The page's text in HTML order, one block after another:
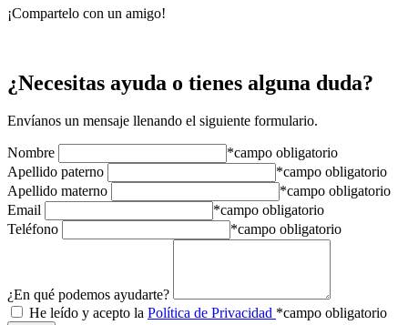
¡Compartelo con un amigo!
¿Necesitas ayuda o tienes alguna duda?
Envíanos un mensaje llenando el siguiente formulario.
Nombre
*campo obligatorio
Apellido paterno
*campo obligatorio
Apellido materno
*campo obligatorio
Email
*campo obligatorio
Teléfono
*campo obligatorio
¿En qué podemos ayudarte?
He leído y acepto la Política de Privacidad *campo obligatorio